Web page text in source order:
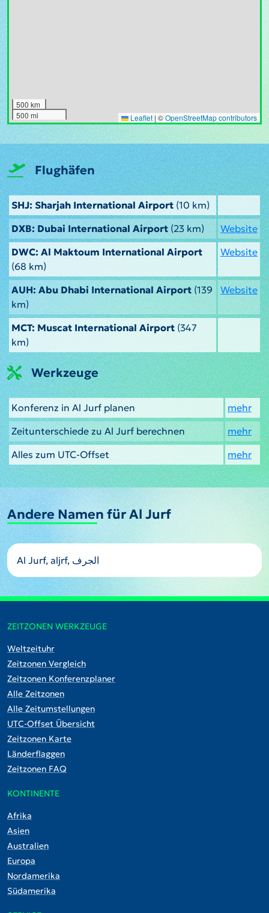
500 km
500 mi
Leaflet | ©OpenStreetMap contributors
Flughäfen
SHJ: Sharjah International Airport (10 km)
DXB: Dubai International Airport(23 km)
Website
DWC: Al Maktoum International Airport
(68 km)
Website
AUH: Abu Dhabi International Airport(139
km)
Website
MCT: Muscat International Airport (347
km)
Werkzeuge
Konferenz in Al Jurf planen
mehr
Zeitunterschiede zu Al Jurf berechnen
mehr
Alles zum UTC-Offset
mehr
Andere Namen für Al Jurf
Al Jurf, aljrf, الجرف
ZEITZONEN WERKZEUGE
Weltzeituhr
Zeitzonen Vergleich
Zeitzonen Konferenzplaner
Alle Zeitzonen
Alle Zeitumstellungen
UTC-Offset Übersicht
Zeitzonen Karte
Länderflaggen
Zeitzonen FAQ
KONTINENTE
Afrika
Asien
Australien
Europa
Nordamerika
Südamerika